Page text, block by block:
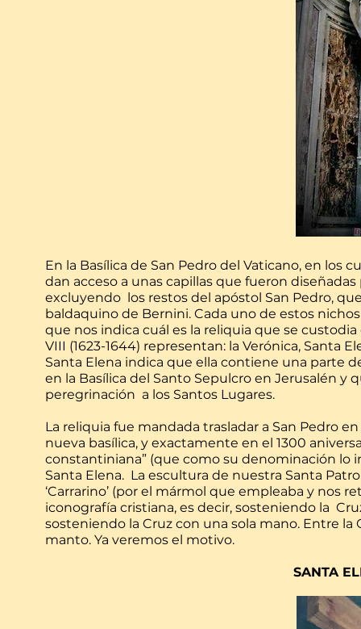
En la Basílica de San Pedro del Vaticano, en
dan acceso a unas capillas que fueron
excluyendo los restos del apóstol San Pedro,
baldaquino de Bernini. Cada uno de estos
que nos indica cuál es la reliquia que se
VIII (1623-1644) representan: la Verónica, Santa
Santa Elena indica que ella contiene una parte
en la Basílica del Santo Sepulcro en Jerusalén
peregrinación a los Santos Lugares.
La reliquia fue mandada trasladar a San Pedro
nueva basílica, y exactamente en el 1300
constantiniana” (que como su denominación lo
Santa Elena. La escultura de nuestra Santa
‘Carrarino’ (por el mármol que empleaba y nos
iconografía cristiana, es decir, sosteniendo la
sosteniendo la Cruz con una sola mano. Entre
manto. Ya veremos el motivo.
SANTA